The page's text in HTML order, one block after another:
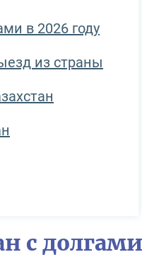
в 2026 году
из страны
с